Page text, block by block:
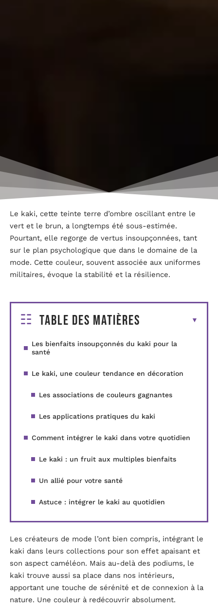
Le kaki, cette teinte terre d’ombre oscillant entre le
vert et le brun, a longtemps été sous-estimée.
Pourtant, elle regorge de vertus insoupçonnées, tant
sur le plan psychologique que dans le domaine de la
mode. Cette couleur, souvent associée aux uniformes
militaires, évoque la stabilité et la résilience.
Table des matières
Les bienfaits insoupçonnés du kaki pour la
santé
Le kaki, une couleur tendance en décoration
Les associations de couleurs gagnantes
Les applications pratiques du kaki
Comment intégrer le kaki dans votre quotidien
Le kaki : un fruit aux multiples bienfaits
Un allié pour votre santé
Astuce : intégrer le kaki au quotidien
Les créateurs de mode l’ont bien compris, intégrant le
kaki dans leurs collections pour son effet apaisant et
son aspect caméléon. Mais au-delà des podiums, le
kaki trouve aussi sa place dans nos intérieurs,
apportant une touche de sérénité et de connexion à la
nature. Une couleur à redécouvrir absolument.